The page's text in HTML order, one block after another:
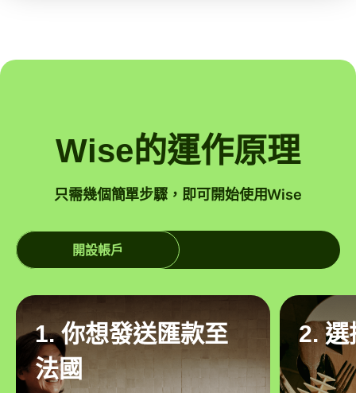
Wise的運作原理
只需幾個簡單步驟，即可開始使用Wise
開設帳戶
1. 你想發送匯款至
法國
2. 選